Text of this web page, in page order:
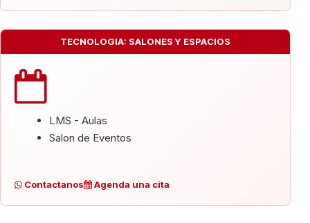
TECNOLOGIA: SALONES Y ESPACIOS
LMS - Aulas
Salon de Eventos
Contactanos Agenda una cita